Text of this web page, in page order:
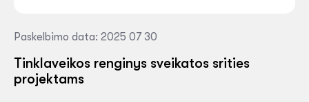
Paskelbimo data: 2025 07 30
Tinklaveikos renginys sveikatos srities
projektams